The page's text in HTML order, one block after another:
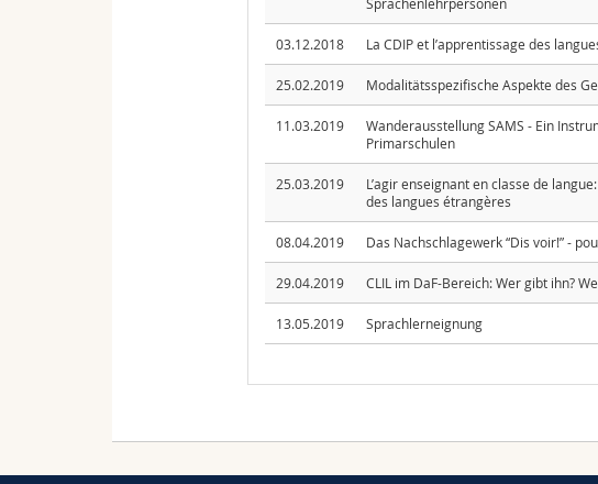
03.12.2018 La CDIP et l’apprentissage des
25.02.2019 Modalitätsspezifische Aspekte des
11.03.2019
Wanderausstellung SAMS - Ein
Primarschulen
25.03.2019
L’agir enseignant en classe de
des langues étrangères
08.04.2019 Das Nachschlagewerk “Dis voir!” -
29.04.2019 CLIL im DaF-Bereich: Wer gibt ihn?
13.05.2019 Sprachlerneignung